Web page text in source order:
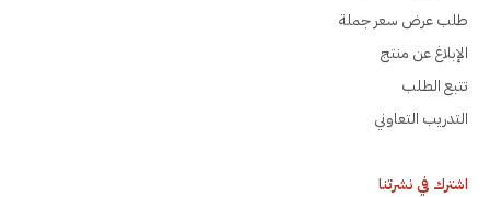
طلب عرض سعر جملة
الإبلاغ عن منتج
تتبع الطلب
التدريب التعاوني
اشترك في نشرتنا